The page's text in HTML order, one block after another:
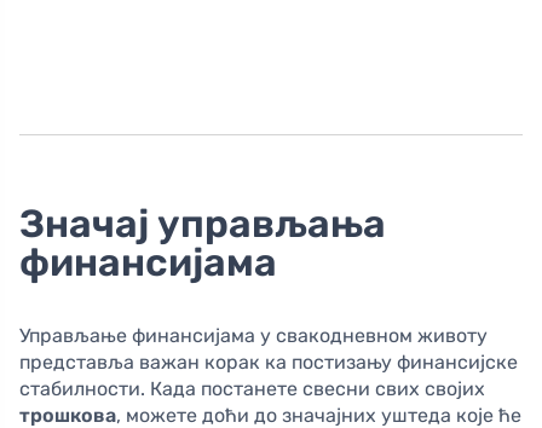
Значај управљања
финансијама
Управљање финансијама у свакодневном животу
представља важан корак ка постизању финансијске
стабилности. Када постанете свесни свих својих
трошкова, можете доћи до значајних уштеда које ће